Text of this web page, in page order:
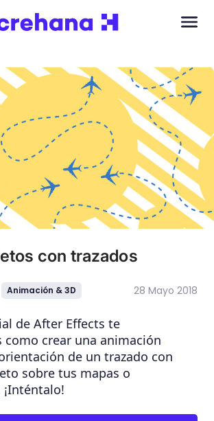
con trazados
Animación & 3D 28 Mayo 2018
de After Effects te
como crear una animación
de un trazado con
sobre tus mapas o